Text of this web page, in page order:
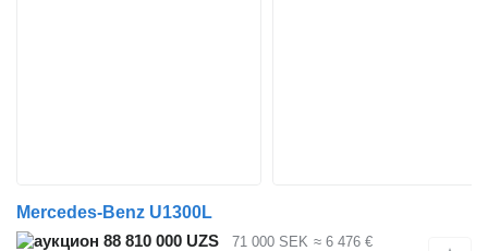
Mercedes-Benz U1300L
88 810 000 UZS
71 000 SEK ≈ 6 476 €